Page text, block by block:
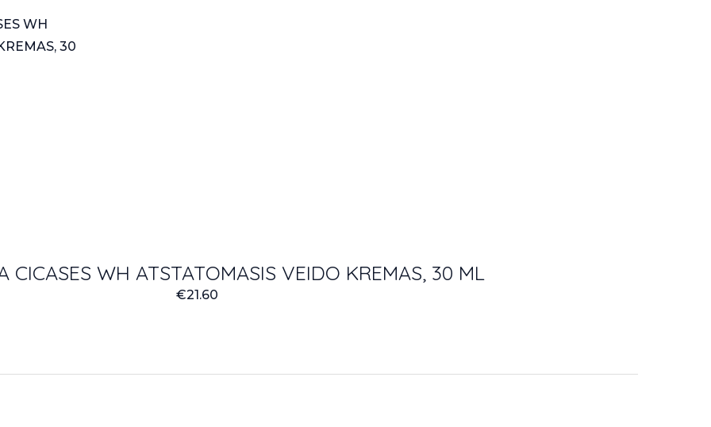
CICASES WH ATSTATOMASIS VEIDO KREMAS, 30 ML
€21.60